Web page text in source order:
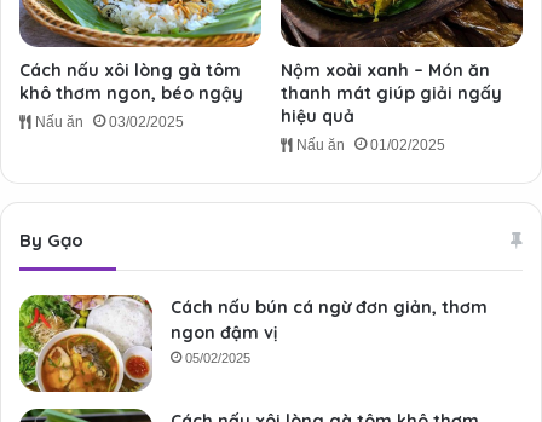
Cách nấu xôi lòng gà tôm
khô thơm ngon, béo ngậy
Nấu ăn 03/02/2025
Nộm xoài xanh – Món ăn
thanh mát giúp giải ngấy
hiệu quả
Nấu ăn 01/02/2025
By Gạo
Cách nấu bún cá ngừ đơn giản, thơm
ngon đậm vị
05/02/2025